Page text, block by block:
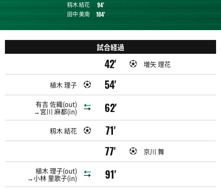
籾木 結花
94'
田中 美南 104'
試合経過
42' 増矢 理花
植木 理子 54'
有吉 佐織(out)
→宮川 麻都(in) 62'
籾木 結花
71'
77'
京川 舞
植木 理子(out)
→小林 里歌子(in) 91'